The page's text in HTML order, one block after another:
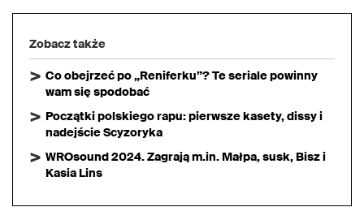
Zobacz także
Co obejrzeć po „Reniferku”? Te seriale powinny
wam się spodobać
Początki polskiego rapu: pierwsze kasety, dissy i
nadejście Scyzoryka
WROsound 2024. Zagrają m.in. Małpa, susk, Bisz i
Kasia Lins